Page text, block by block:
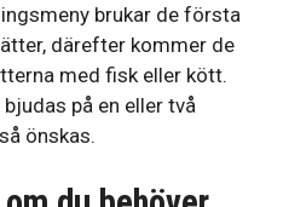
brukar de första
därefter kommer de
med fisk eller kött.
på en eller två
önskas.